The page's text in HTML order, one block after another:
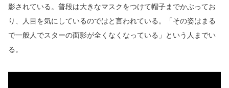
影されている。普段は大きなマスクをつけて帽子までかぶってお
り、人目を気にしているのではと言われている。「その姿はまる
で一般人でスターの面影が全くなくなっている」という人までい
る。